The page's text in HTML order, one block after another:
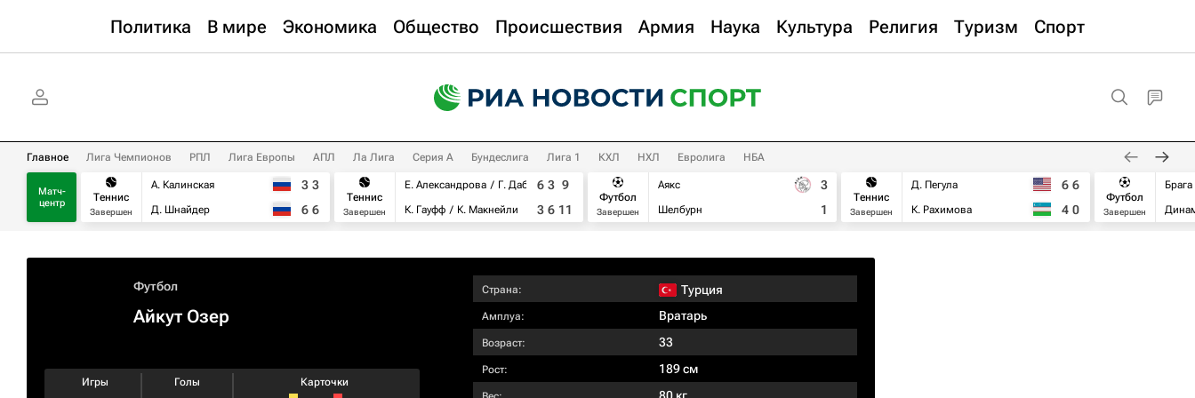
Политика В мире Экономика Общество Происшествия Армия Наука Культура Религия Туризм Спорт
Главное Лига Чемпионов РПЛ Лига Европы АПЛ Ла Лига Серия А Бундеслига Лига 1 КХЛ НХЛ Евролига НБА
Матч-
центр
Теннис
Завершен
А. Калинская
Д. Шнайдер
3 3
6 6
Теннис
Завершен
Е. Александрова
Г. Дабровски
К. Гауфф
К. Макнейли
6 3 9
3 6 11
Футбол
Завершен
Аякс
Шелбурн
3
1
Теннис
Завершен
Д. Пегула
К. Рахимова
6 6
4 0
Футбол
Завершен
Брага
Футбол
Айкут Озер
Игры Голы Карточки
Страна: Турция
Амплуа: Вратарь
Возраст: 33
Рост: 189 см